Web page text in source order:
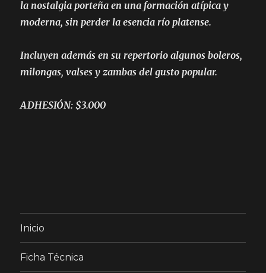
la nostalgia porteña en una formación atípica y
moderna, sin perder la esencia río platense.
Incluyen además en su repertorio algunos boleros,
milongas, valses y zambas del gusto popular.
ADHESIÓN: $3.000
Inicio
Ficha Técnica